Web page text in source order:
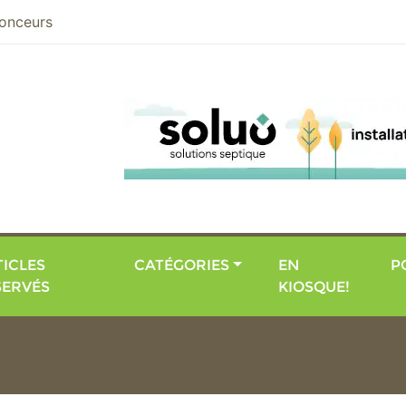
CATÉGORIES
EN
KIOSQUE!